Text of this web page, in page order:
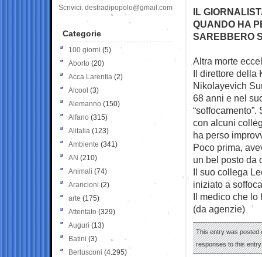
IL
QUANDO HA
SAREBBERO
Altra morte
Il direttore della
Nikolayevich
68 anni e nel
con alcuni
ha perso
Poco prima,
un bel posto da
Il suo collega
iniziato a
Il medico che lo
(da agenzie)
This entry was posted
responses to this
Scrivici: destradipopolo@gmail.com
Categorie
100 giorni (5)
Aborto (20)
Acca Larentia (2)
Alcool (3)
Alemanno (150)
Alfano (315)
Alitalia (123)
Ambiente (341)
AN (210)
Animali (74)
Arancioni (2)
arte (175)
Attentato (329)
Auguri (13)
Batini (3)
Berlusconi (4.295)